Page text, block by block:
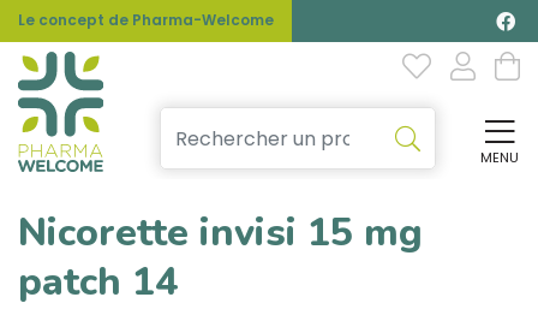
Le concept de Pharma-Welcome
MENU
Nicorette invisi 15 mg
patch 14